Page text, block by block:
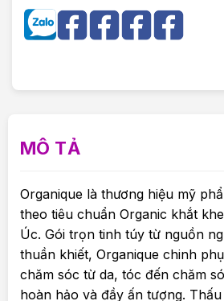
MÔ TẢ
Organique là thương hiệu mỹ
theo tiêu chuẩn Organic khắt
Úc. Gói trọn tinh túy từ nguồn
thuần khiết, Organique chinh
chăm sóc từ da, tóc đến chăm
hoàn hảo và đầy ấn tượng.